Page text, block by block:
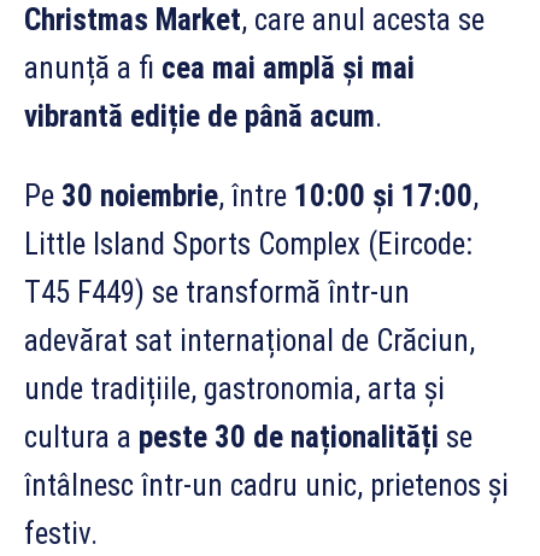
Christmas Market, care anul acesta se
anunță a fi cea mai amplă și mai
vibrantă ediție de până acum.
Pe 30 noiembrie, între 10:00 și 17:00,
Little Island Sports Complex (Eircode:
T45 F449) se transformă într-un
adevărat sat internațional de Crăciun,
unde tradițiile, gastronomia, arta și
cultura a peste 30 de naționalități se
întâlnesc într-un cadru unic, prietenos și
festiv.